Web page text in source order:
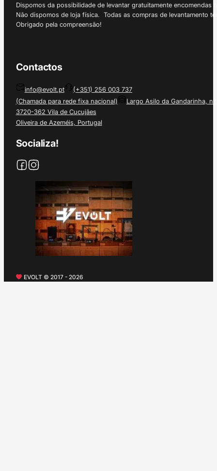
Dispomos da possibilidade de levantar gratuitamente
Não dispomos de loja física. Todas as compras de levantamento
Obrigado pela compreensão!
Contactos
info@evolt.pt
(+351) 256 003 737
(Chamada para rede fixa nacional)
Largo Asilo da Gandarinha, nº
3720-362 Vila de Cucujães
Oliveira de Azeméis, Portugal
Socializa!
EVOLT © 2017 - 2026